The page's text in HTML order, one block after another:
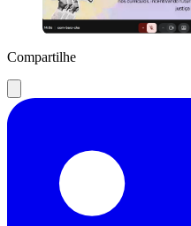
Compartilhe